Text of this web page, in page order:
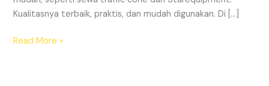
Kualitasnya terbaik, praktis, dan mudah digunakan. Di […]
SEWA
Read More »